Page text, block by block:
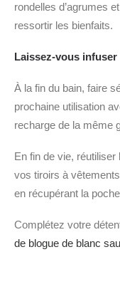
rondelles d’agrumes
ressortir les bienfaits.
Laissez-vous infuser
À la fin du bain, faire
prochaine utilisation
recharge de la même
En fin de vie,
vos tiroirs à
en récupérant la
Complétez votre
de blogue de blanc